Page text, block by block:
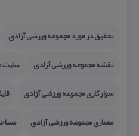
تحقیق در مورد مجموعه ورزشی آزادی
نقشه مجموعه ورزشی آزادی
سایت
سواركاری مجموعه ورزشی آزادی
معماری مجموعه ورزشی آزادی